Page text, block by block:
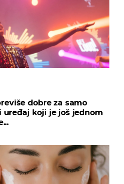
dobre za samo
uređaj koji je još jednom